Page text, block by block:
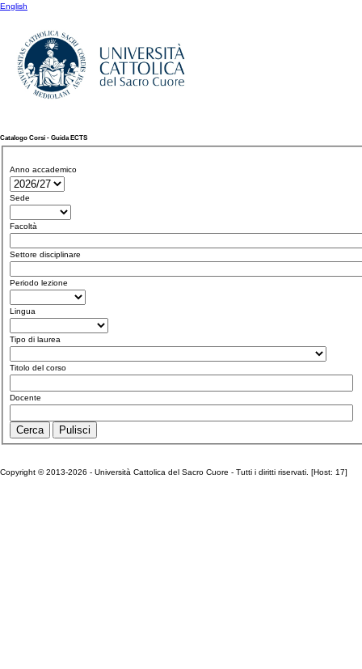
English
Catalogo Corsi - Guida ECTS
Anno accademico
Sede
Facoltà
Settore disciplinare
Periodo lezione
Lingua
Tipo di laurea
Titolo del corso
Docente
Copyright © 2013-2026 - Università Cattolica del Sacro Cuore - Tutti i diritti riservati. [Host: 17]